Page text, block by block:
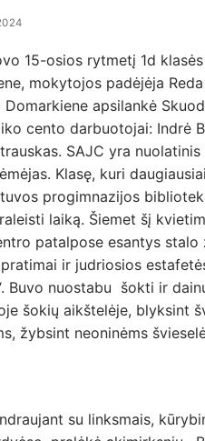
15-osios rytmetį 1d
mokytojos padėjėja
Domarkiene apsilankė
cento darbuotojai: Indrė
SAJC yra
Klasę, kuri
progimnazijos
laiką. Šiemet šį
patalpose esantys stalo
ir judriosios
Buvo nuostabu šokti ir
šokių aikštelėje, blyksint
žybsint neoninėms
su linksmais,